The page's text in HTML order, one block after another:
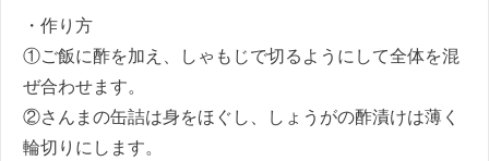
・作り方
①ご飯に酢を加え、しゃもじで切るようにして全体を混
ぜ合わせます。
②さんまの缶詰は身をほぐし、しょうがの酢漬けは薄く
輪切りにします。